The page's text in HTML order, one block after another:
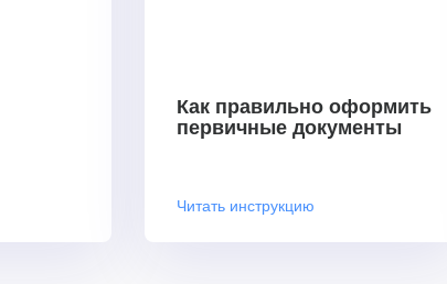
Как правильно оформить
первичные документы
Читать инструкцию